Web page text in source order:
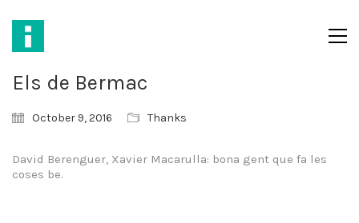
Els de Bermac
October 9, 2016 Thanks
David Berenguer, Xavier Macarulla: bona gent que fa les
coses be.